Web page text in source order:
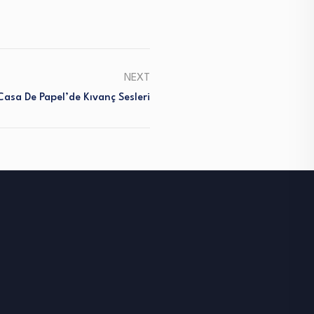
NEXT
De Papel’de Kıvanç Sesleri